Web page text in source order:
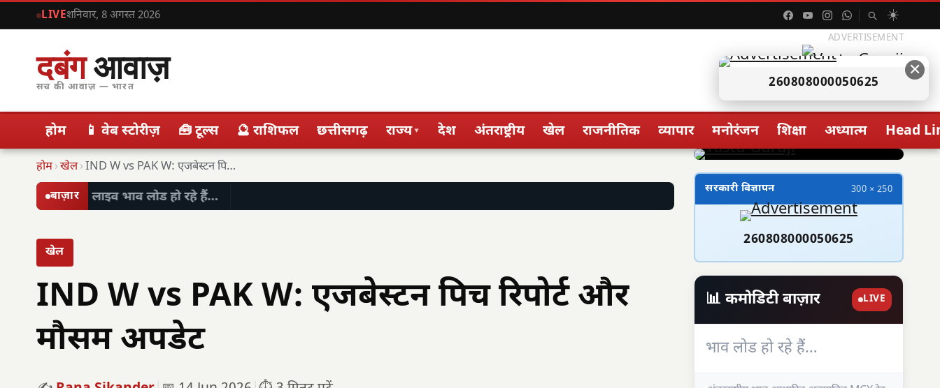
LIVEशनिवार, 8 अगस्त 2026 ☀️
दबंगआवाज़
सच की आवाज़ — भारत
ADVERTISEMENT
होम 📱 वेब स्टोरीज़ 🧰 टूल्स 🔮 राशिफल छत्तीसगढ़ राज्य▾ देश अंतराष्ट्रीय खेल राजनीतिक व्यापार मनोरंजन शिक्षा अध्यात्म Head
होम›खेल› IND W vs PAK W: एजबेस्टन पिच रिपोर्ट…
बाज़ार लाइव भाव लोड हो रहे हैं…
खेल
IND W vs PAK W: एजबेस्टन पिच रिपोर्ट और
मौसम अपडेट
सरकारी विज्ञापन 300 × 250
260808000050625
📊 कमोडिटी बाज़ार LIVE
भाव लोड हो रहे हैं…
✕
260808000050625